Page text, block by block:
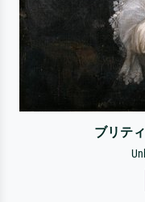
ブリテ